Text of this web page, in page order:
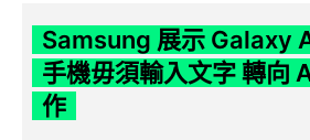
Samsung 展示 Galaxy
手機毋須輸入文字 轉向
作